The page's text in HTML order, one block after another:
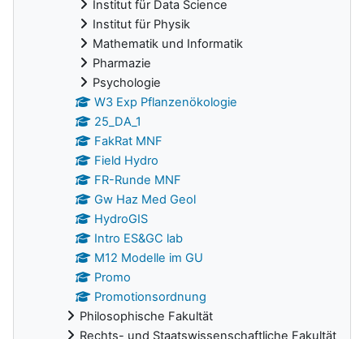
Institut für Data Science
Institut für Physik
Mathematik und Informatik
Pharmazie
Psychologie
W3 Exp Pflanzenökologie
25_DA_1
FakRat MNF
Field Hydro
FR-Runde MNF
Gw Haz Med Geol
HydroGIS
Intro ES&GC lab
M12 Modelle im GU
Promo
Promotionsordnung
Philosophische Fakultät
Rechts- und Staatswissenschaftliche Fakultät